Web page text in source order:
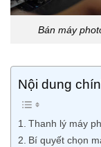
Bán máy
Nội dung
Thanh lý máy
Bí quyết chọn